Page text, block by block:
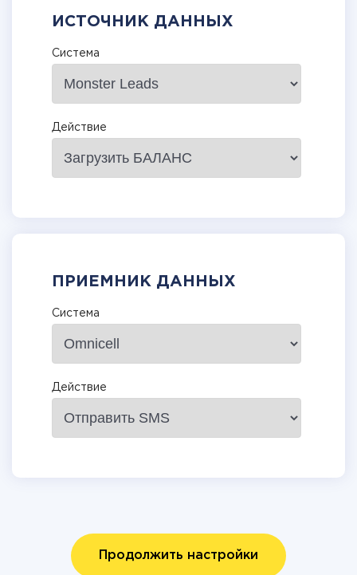
ИСТОЧНИК ДАННЫХ
Система
Действие
ПРИЕМНИК ДАННЫХ
Система
Действие
Продолжить настройки